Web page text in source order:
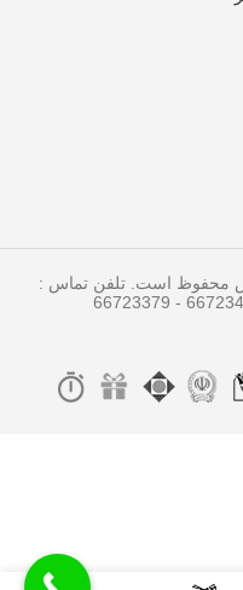
محفوظ است. تلفن تماس :